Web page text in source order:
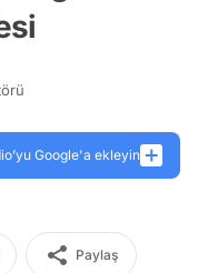
Google'a ekleyin
Paylaş